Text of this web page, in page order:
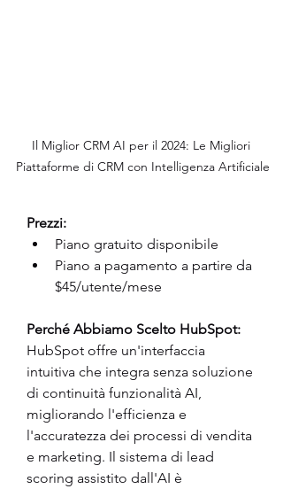
Il Miglior CRM AI per il 2024: Le Migliori
Piattaforme di CRM con Intelligenza Artificiale
Prezzi:
Piano gratuito disponibile
Piano a pagamento a partire da
$45/utente/mese
Perché Abbiamo Scelto HubSpot:
HubSpot offre un'interfaccia
intuitiva che integra senza soluzione
di continuità funzionalità AI,
migliorando l'efficienza e
l'accuratezza dei processi di vendita
e marketing. Il sistema di lead
scoring assistito dall'AI è